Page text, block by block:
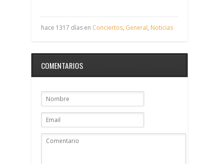
hace 1317 días en Conciertos, General, Noticias
COMENTARIOS